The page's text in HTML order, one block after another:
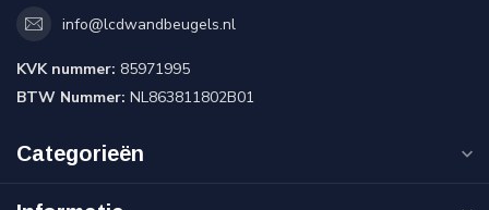
info@lcdwandbeugels.nl
KVK nummer: 85971995
BTW Nummer: NL863811802B01
Categorieën